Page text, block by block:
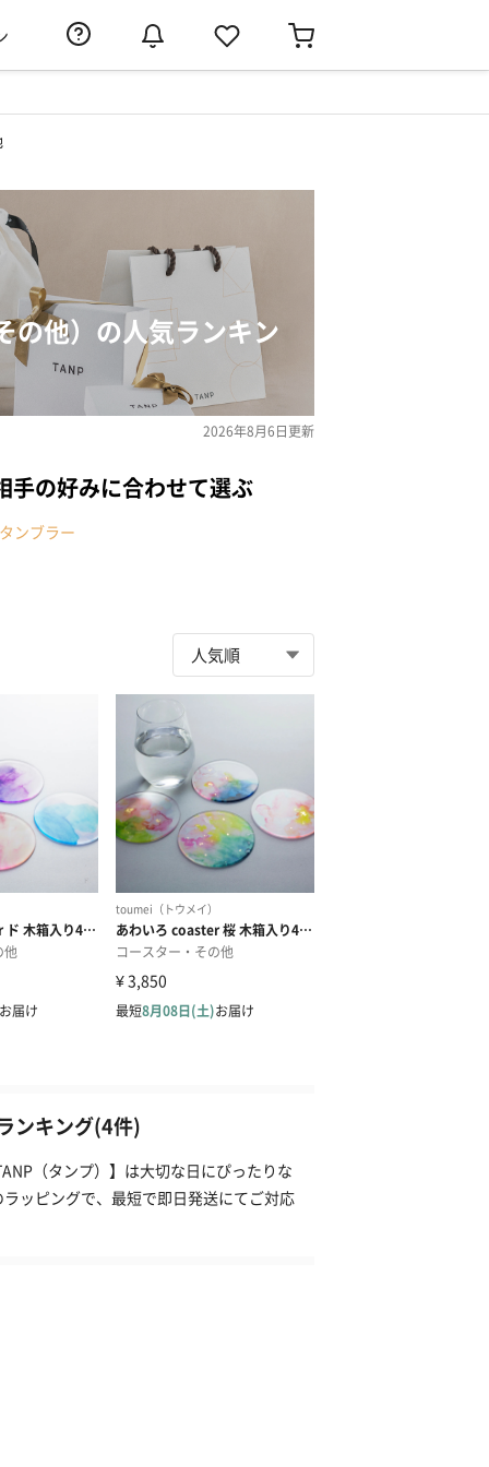
の他）の人気ランキン
2026年8月6日更新
手の好みに合わせて選ぶ
タンブラー
ンキング(4件)
（タンプ）】は大切な日にぴったりな
ッピングで、最短で即日発送にてご対応